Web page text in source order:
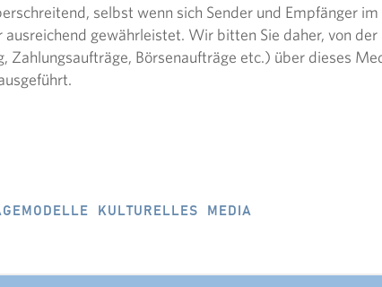
selbst wenn sich Sender und Empfänger
gewährleistet. Wir bitten Sie daher, von
Zahlungsaufträge, Börsenaufträge etc.) über dieses
KULTURELLES
MEDIA